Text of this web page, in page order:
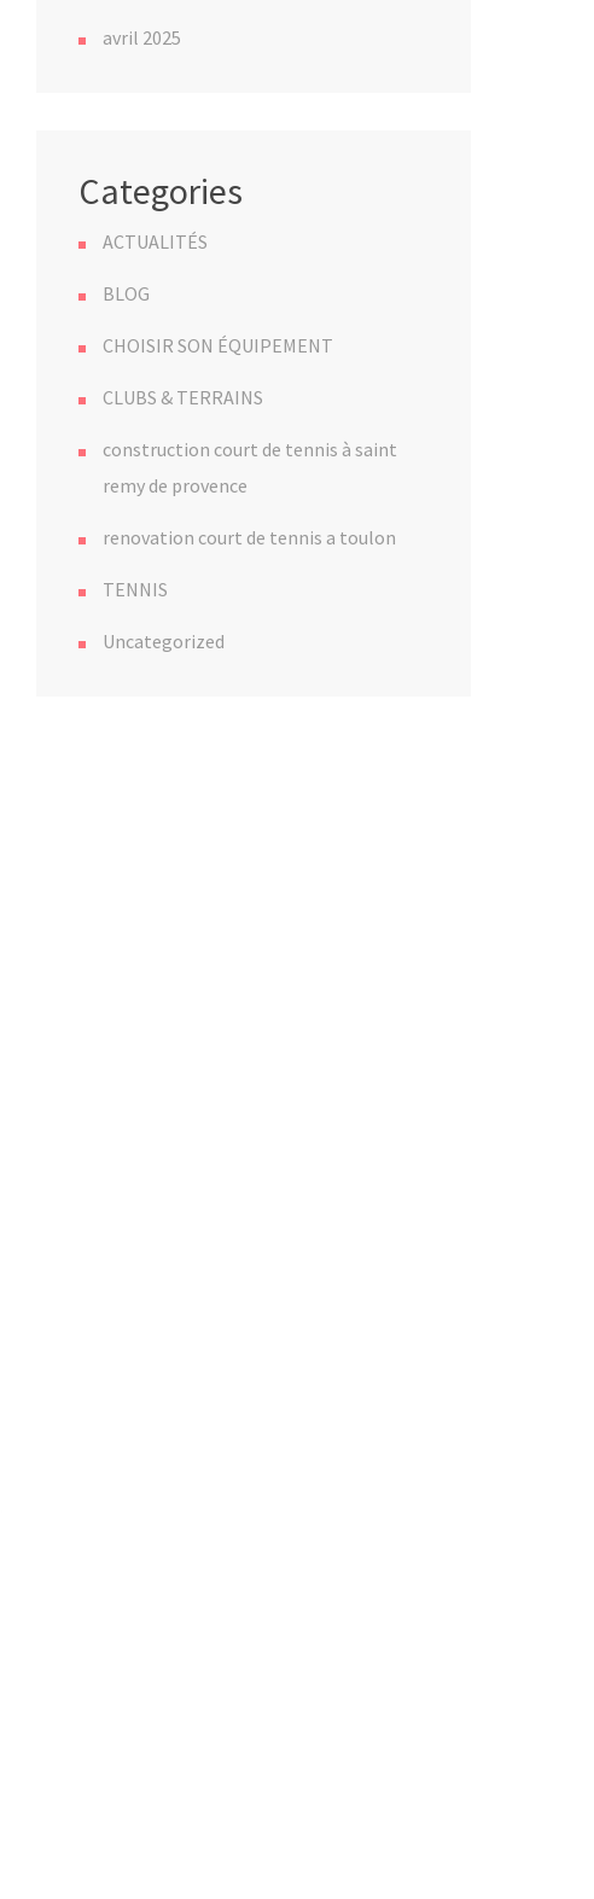
avril 2025
Categories
ACTUALITÉS
BLOG
CHOISIR SON ÉQUIPEMENT
CLUBS & TERRAINS
construction court de tennis à saint
remy de provence
renovation court de tennis a toulon
TENNIS
Uncategorized